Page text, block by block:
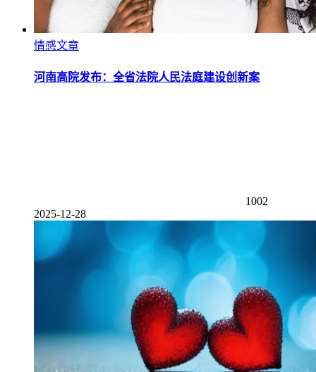
情感文章
河南高院发布：全省法院人民法庭建设创新案
1002
2025-12-28